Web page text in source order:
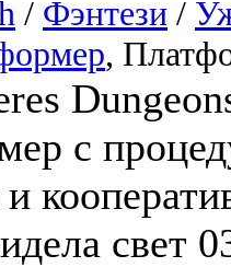
/ Фэнтези /
,
с
и
свет